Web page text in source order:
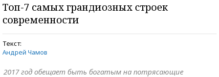
Топ-7 самых грандиозных строек
современности
Текст:
Андрей Чамов
2017 год обещает быть богатым на потрясающие